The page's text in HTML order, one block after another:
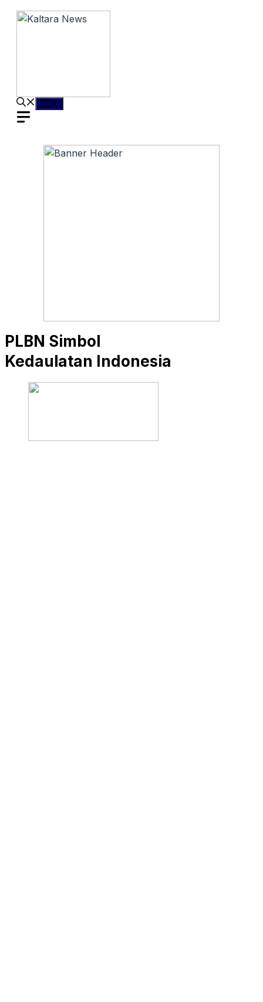
Langsung
Menu
PLBN Simbol
Kedaulatan Indonesia